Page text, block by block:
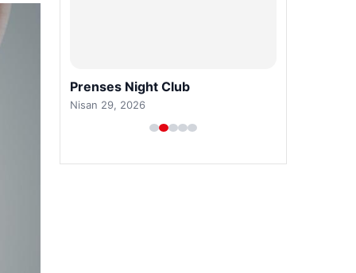
Prenses Night Club
Nisan 29, 2026